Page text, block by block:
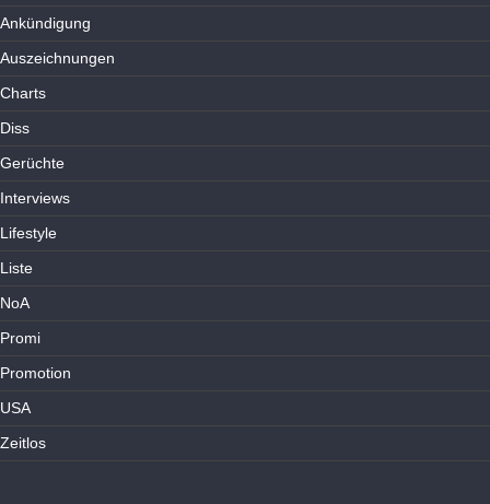
Ankündigung
Auszeichnungen
Charts
Diss
Gerüchte
Interviews
Lifestyle
Liste
NoA
Promi
Promotion
USA
Zeitlos